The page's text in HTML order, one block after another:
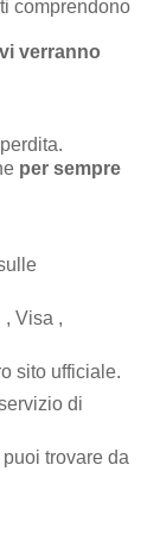
comprendono
verranno
per sempre
Visa ,
sito ufficiale.
di
trovare da